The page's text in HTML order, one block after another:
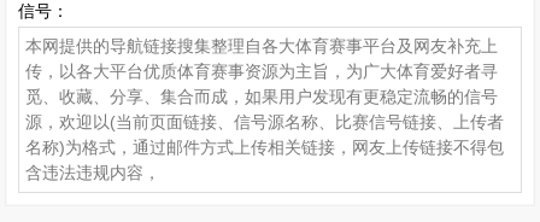
信号：
本网提供的导航链接搜集整理自各大体育赛事平台及网友补充上
传，以各大平台优质体育赛事资源为主旨，为广大体育爱好者寻
觅、收藏、分享、集合而成，如果用户发现有更稳定流畅的信号
源，欢迎以(当前页面链接、信号源名称、比赛信号链接、上传者
名称)为格式，通过邮件方式上传相关链接，网友上传链接不得包
含违法违规内容，